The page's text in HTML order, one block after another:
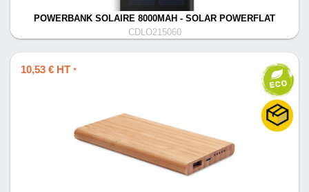
POWERBANK SOLAIRE 8000MAH - SOLAR POWERFLAT
CDLO215060
10,53 € HT *